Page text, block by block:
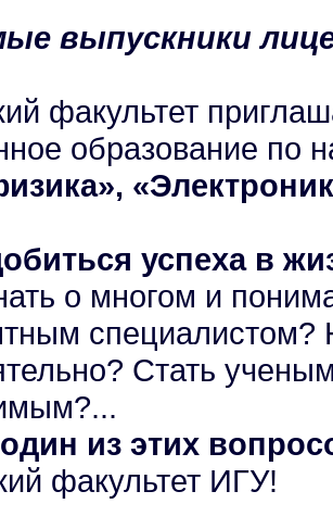
выпускники
факультет
образование по
успеха в
о многом и
специалистом?
Стать
из этих
факультет ИГУ!